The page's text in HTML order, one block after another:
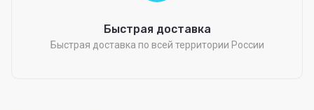
Быстрая доставка
Быстрая доставка по всей территории России